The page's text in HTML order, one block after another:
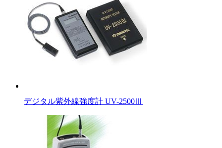
デジタル紫外線強度計 UV-2500Ⅲ